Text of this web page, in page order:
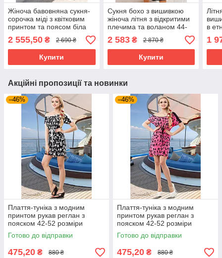
Жіноча бавовняна сукня-
сорочка міді з квітковим
принтом та поясом біла
літня 46-52 розмір
2 555,50 ₴ 2 690 ₴
Купити
Сукня бохо з вишивкою
жіноча літня з відкритими
плечима та воланом 44-
54 розміри чорна
2 583₴ 2 870 ₴
Купити
в
1
Акційні пропозиції та новинки
–46%
Плаття-туніка з модним
принтом рукав реглан з
пояском 42-52 розміри
Готово до відправки
475,20 ₴ 880 ₴
–46%
Плаття-туніка з модним
принтом рукав реглан з
пояском 42-52 розміри
Готово до відправки
475,20 ₴ 880 ₴